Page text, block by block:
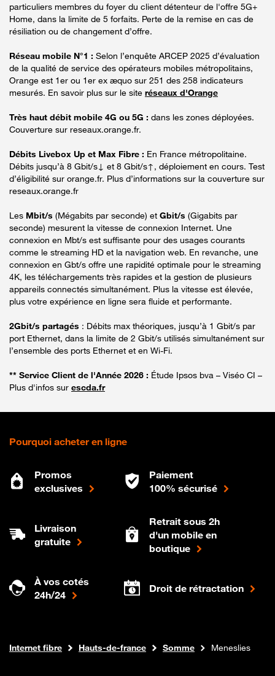
particuliers membres du foyer du client détenteur de l'offre 5G+
Home, dans la limite de 5 forfaits. Perte de la remise en cas de
résiliation ou de changement d’offre.
Réseau mobile N°1 : Selon l’enquête ARCEP 2025 d’évaluation
de la qualité de service des opérateurs mobiles métropolitains,
Orange est 1er ou 1er ex æquo sur 251 des 258 indicateurs
mesurés. En savoir plus sur le site réseaux d'Orange
Très haut débit mobile 4G ou 5G : dans les zones déployées.
Couverture sur reseaux.orange.fr.
Débits Livebox Up et Max Fibre : En France métropolitaine.
Débits jusqu’à 8 Gbit/s↓ et 8 Gbit/s↑, déploiement en cours. Test
d’éligibilité sur orange.fr. Plus d’informations sur la couverture sur
reseaux.orange.fr
Les Mbit/s (Mégabits par seconde) et Gbit/s (Gigabits par
seconde) mesurent la vitesse de connexion Internet. Une
connexion en Mbt/s est suffisante pour des usages courants
comme le streaming HD et la navigation web. En revanche, une
connexion en Gbt/s offre une rapidité optimale pour le streaming
4K, les téléchargements très rapides et la gestion de plusieurs
appareils connectés simultanément. Plus la vitesse est élevée,
plus votre expérience en ligne sera fluide et performante.
2Gbit/s partagés : Débits max théoriques, jusqu’à 1 Gbit/s par
port Ethernet, dans la limite de 2 Gbit/s utilisés simultanément sur
l’ensemble des ports Ethernet et en Wi-Fi.
** Service Client de l'Année 2026 : Étude Ipsos bva – Viséo CI –
Plus d'infos sur escda.fr
Pourquoi acheter en ligne
Promos
exclusives
Paiement
100% sécurisé
Livraison
gratuite
Retrait sous 2h
d'un mobile en
boutique
À vos cotés
24h/24
Droit de rétractation
Boutique Orange
Internet fibre Hauts-de-france Somme Meneslies